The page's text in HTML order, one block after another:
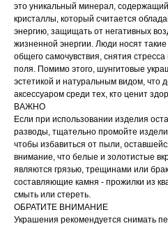
это уникальный минерал,
кристаллы, который считается
энергию, защищать от негативных
жизненной энергии. Люди носят
общего самочувствия, снятия
поля. Помимо этого, шунгитовые
эстетикой и натуральным видом, что
аксессуаром среди тех, кто ценит
ВАЖНО
Если при использовании изделия
разводы, тщательно промойте
чтобы избавиться от пыли,
внимание, что белые и золотистые
являются грязью, трещинами или
составляющие камня - прожилки из
смыть или стереть.
ОБРАТИТЕ ВНИМАНИЕ
Украшения рекомендуется снимать